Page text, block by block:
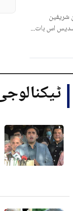
اس بات...